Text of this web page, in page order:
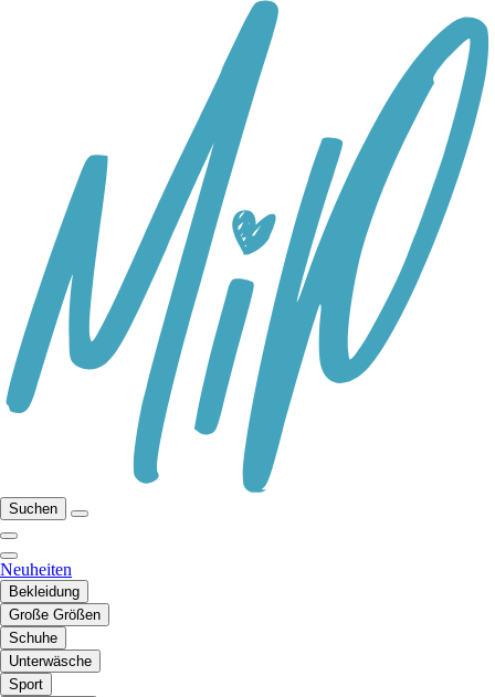
Suchen
Neuheiten
Bekleidung
Große Größen
Schuhe
Unterwäsche
Sport